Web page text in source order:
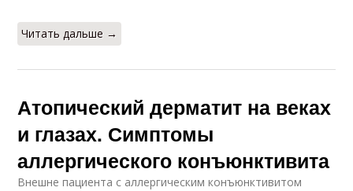
Читать дальше →
Атопический дерматит на веках
и глазах. Симптомы
аллергического конъюнктивита
Внешне пациента с аллергическим конъюнктивитом